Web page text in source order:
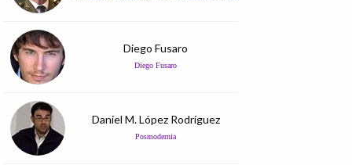
Diego Fusaro
Diego Fusaro
Daniel M. López Rodríguez
Posmodernia